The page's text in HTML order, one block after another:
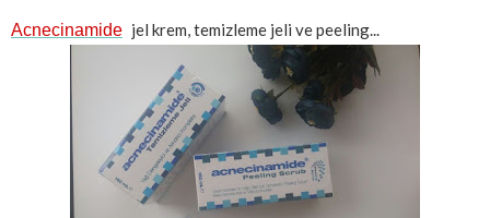
Acnecinamide jel krem, temizleme jeli ve peeling...